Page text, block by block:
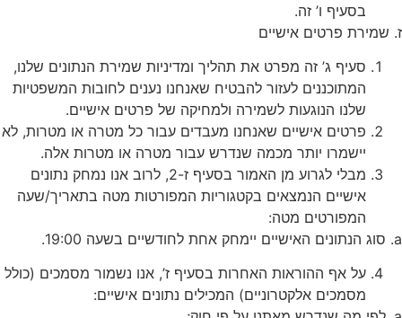
בסעיף ו’ זה.
ז. שמירת פרטים אישיים
סעיף ג’ זה מפרט את תהליך ומדיניות שמירת הנתונים שלנו,
המתוכננים לעזור להבטיח שאנחנו נענים לחובות המשפטיות
שלנו הנוגעות לשמירה ולמחיקה של פרטים אישיים.
פרטים אישיים שאנחנו מעבדים עבור כל מטרה או מטרות, לא
יישמרו יותר מכמה שנדרש עבור מטרה או מטרות אלה.
מבלי לגרוע מן האמור בסעיף ז-2, לרוב אנו נמחק נתונים
אישיים הנמצאים בקטגוריות המפורטות מטה בתאריך/שעה
המפורטים מטה:
a. סוג הנתונים האישיים יימחק אחת לחודשיים בשעה 19:00.
על אף ההוראות האחרות בסעיף ז’, אנו נשמור מסמכים (כולל
מסמכים אלקטרוניים) המכילים נתונים אישיים: